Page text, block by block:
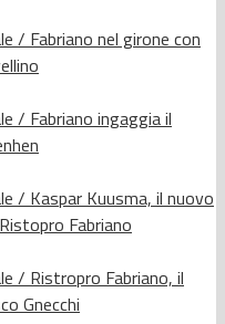
/ Fabriano nel girone con
/ Fabriano ingaggia il
/ Kaspar Kuusma, il nuovo
Fabriano
/ Ristropro Fabriano, il
Gnecchi